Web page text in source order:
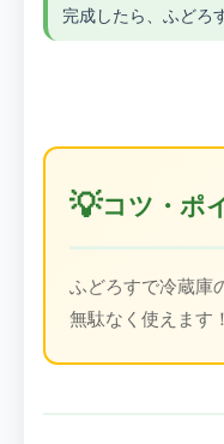
完成したら、ふどろ
💡コツ・ポ
ふどろすで冷蔵庫
無駄なく使えます！